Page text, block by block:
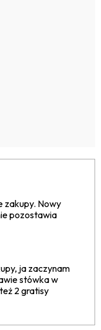
zakupy. Nowy
pozostawia
ja zaczynam
stówka w
2 gratisy